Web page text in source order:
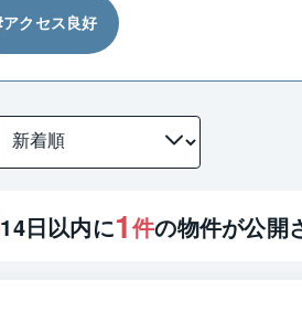
アクセス良好
14日以内に1件の物件が公開